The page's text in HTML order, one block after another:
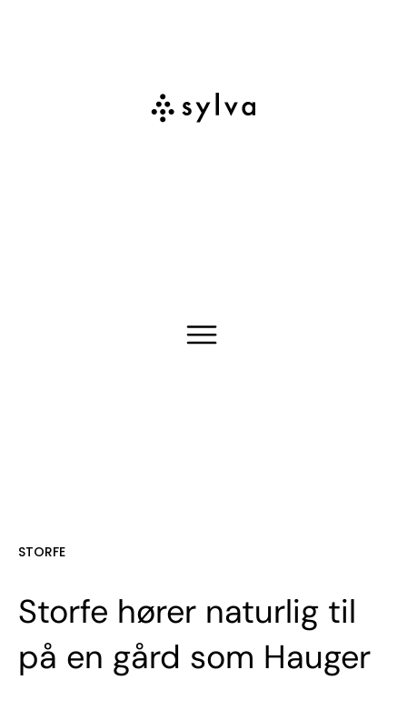
STORFE
Storfe hører naturlig til
på en gård som Hauger